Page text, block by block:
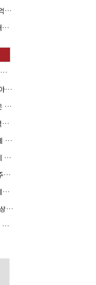
해성에어로보틱스, 2주 주주가 파산신청…200억 CB 분쟁 확산
'부채비율 955%' 계양전기, 유증 축소에 재무개선 효과 '뚝'
아워홈 떠난 구미현, 본느에 340억 베팅…가족 지배체제 구축
JB금융 RORWA 2% 돌파…실적 견인은 은행 아닌 캐피탈
(AI 보험혁신)①생산성 최대 80% 개선…현실은 '실행 격차'
(락업의 두얼굴)②공모가 뛰자 첫날 매도…FI 엑시트 전략 갈렸다
HD현대엔솔, '한국판 IRA' 수혜 부상…세액공제 선택이 변수
유증·CB 줄줄이 무산…코스닥 벌점 급증에 상폐 압박
현대그린푸드, 수익성 본궤도…실적 개선에 주주환원까지
(약가 대수술)②약값 깎이자 R&D부터 축소…제약업계 비상경영 돌입
대교, 액면병합 앞두고도 '1000원 룰' 경고장…상장유지 시험대